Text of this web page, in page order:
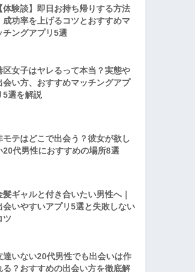
【体験談】即日お持ち帰りする方法
成功率を上げるコツとおすすめマ
チングアプリ5選
区女子はヤレるって本当？実態や
会い方、おすすめマッチングアプ
5選を解説
モテはどこで出会う？彼女が欲し
20代男性におすすめの場所8選
髪ギャルと付き合いたい男性へ｜
会いやすいアプリ5選と失敗しない
ツ
達いない20代男性でも出会いは作
る？おすすめの出会い方を徹底解